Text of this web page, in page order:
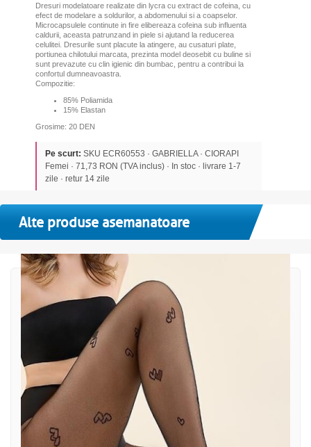
Dresuri modelatoare realizate din lycra cu extract de cofeina, cu
efect de modelare a soldurilor, a abdomenului si a coapselor.
Microcapsulele continute in fire elibereaza cofeina sub influenta
caldurii, aceasta patrunzand in piele si ajutand la reducerea
celulitei. Dresurile sunt placute la atingere, au cusaturi plate,
portiunea chilotului marcata, prezinta model deosebit cu buline si
sunt prevazute cu clin igienic din bumbac, pentru a contribui la
confortul dumneavoastra.
Compozitie:
85% Poliamida
15% Elastan
Grosime: 20 DEN
Pe scurt: SKU ECR60553 · GABRIELLA · CIORAPI
Femei · 71,73 RON (TVA inclus) · In stoc · livrare 1-7
zile · retur 14 zile
Alte produse asemanatoare